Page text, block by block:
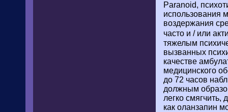
Paranoid,
использования
воздержания
часто и / или
тяжелым
вызванных
качестве
медицинского
до 72 часов
должным
легко
как оланзапин